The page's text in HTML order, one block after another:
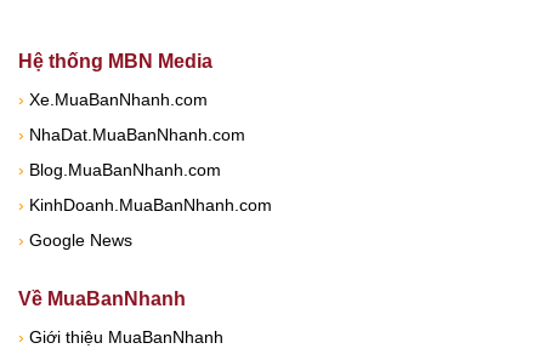
Hệ thống MBN Media
› Xe.MuaBanNhanh.com
› NhaDat.MuaBanNhanh.com
› Blog.MuaBanNhanh.com
› KinhDoanh.MuaBanNhanh.com
› Google News
Về MuaBanNhanh
› Giới thiệu MuaBanNhanh